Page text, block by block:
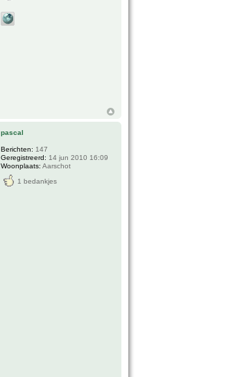
pascal
Berichten: 147
Geregistreerd: 14 jun 2010 16:09
Woonplaats: Aarschot
1 bedankjes